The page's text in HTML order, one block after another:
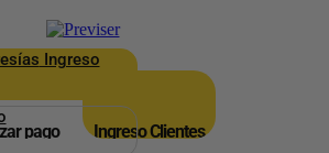
Ingreso
pago Ingreso Clientes